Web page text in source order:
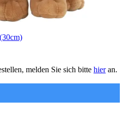
melden Sie sich bitte hieran.